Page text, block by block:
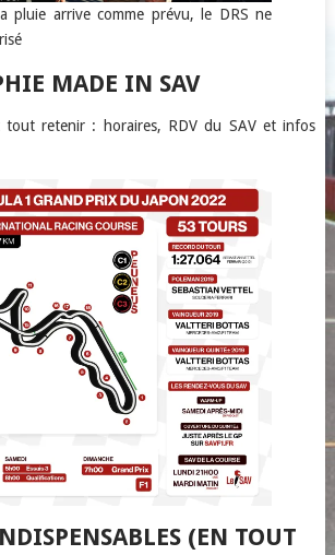
pluie arrive comme prévu, le DRS ne
MADE IN SAV
retenir : horaires, RDV du SAV et infos
(EN TOUT